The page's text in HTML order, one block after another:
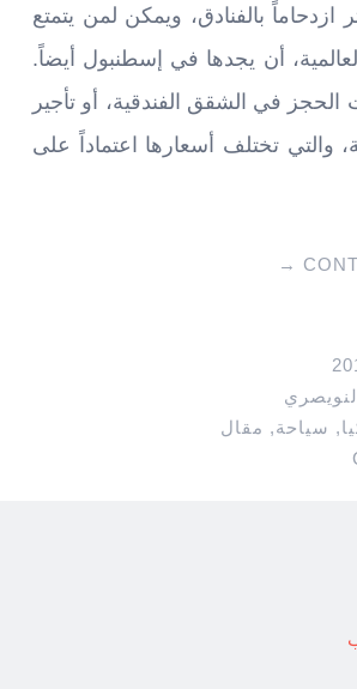
ازدحاماً بالفنادق، ويمكن لمن يتمتع
أن يجدها في إسطنبول أيضاً.
الحجز في الشقق الفندقية، أو تأجير
والتي تختلف أسعارها اعتماداً على
→
, سياحة, مقال